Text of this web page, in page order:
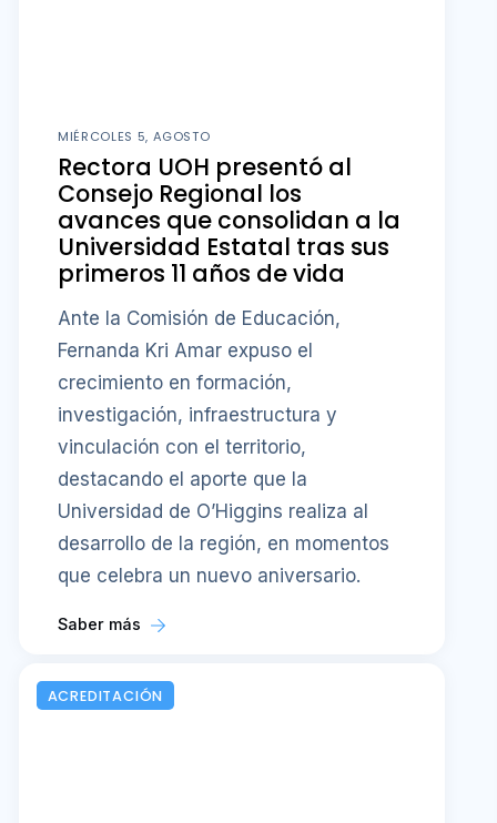
MIÉRCOLES 5, AGOSTO
Rectora UOH presentó al
Consejo Regional los
avances que consolidan a la
Universidad Estatal tras sus
primeros 11 años de vida
Ante la Comisión de Educación,
Fernanda Kri Amar expuso el
crecimiento en formación,
investigación, infraestructura y
vinculación con el territorio,
destacando el aporte que la
Universidad de O’Higgins realiza al
desarrollo de la región, en momentos
que celebra un nuevo aniversario.
Saber más
ACREDITACIÓN